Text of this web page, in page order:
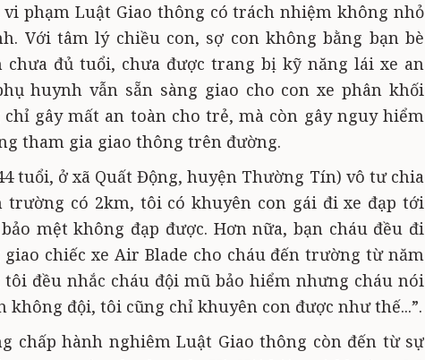
phạm Luật Giao thông có trách nhiệm không nhỏ
Với tâm lý chiều con, sợ con không bằng bạn bè
chưa đủ tuổi, chưa được trang bị kỹ năng lái xe an
huynh vẫn sẵn sàng giao cho con xe phân khối
gây mất an toàn cho trẻ, mà còn gây nguy hiểm
tham gia giao thông trên đường.
tuổi, ở xã Quất Động, huyện Thường Tín) vô tư chia
trường có 2km, tôi có khuyên con gái đi xe đạp tới
mệt không đạp được. Hơn nữa, bạn cháu đều đi
chiếc xe Air Blade cho cháu đến trường từ năm
tôi đều nhắc cháu đội mũ bảo hiểm nhưng cháu nói
không đội, tôi cũng chỉ khuyên con được như thế...”.
chấp hành nghiêm Luật Giao thông còn đến từ sự